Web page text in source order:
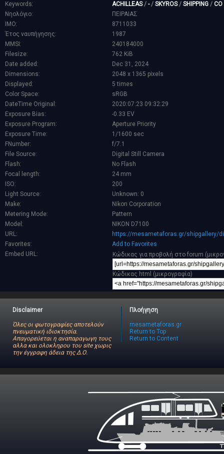
Keywords:
ACHILLEAS/ -/ SKYROS/ SHIPPING / CO
Νηολόγιο:
ΠΕΙΡΑΙΑΣ
IMO:
8711033
Έτος ναυπήγησης:
1987
MMSI:
240184000
Filesize:
762 KiB
Date added:
Dec 31, 2024
Dimensions:
2048 x 1365 pixels
Displayed:
5 times
Color Space:
sRGB
DateTime Original:
2020:07:23 09:32:29
Exposure Bias:
-0.33 EV
Exposure Program:
Aperture Priority
Exposure Time:
1/1600 sec
FNumber:
f/7.1
File Source:
Digital Still Camera
Flash:
No Flash
Focal length:
24 mm
ISO:
200
Light Source:
Unknown: 0
Make:
Nikon Corporation
Metering Mode:
Pattern
Model:
NIKON D7100
URL:
https://mesametaforas.gr/shipgallery/
Favorites:
Add to Favorites
Embed URL:
Κώδικας για προβολή στο forum
Κώδικας html (μικρογραφία)
Disclaimer
Όλες οι φωτογραφίες αποτελούν
πνευματική ιδιοκτησία.
Απαγορεύεται η αναπαραγωγη τους
αλλα και ολοκληρου του site χωρις
την έγγραφη άδεια της Δ.Ο.
Πλοήγηση
mesametaforas.gr
Return to Top
Return to Content